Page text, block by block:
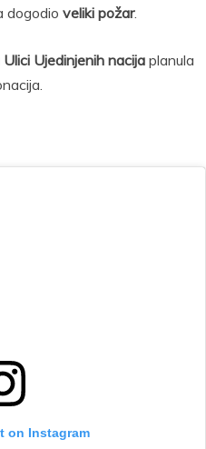
dogodio veliki požar.
Ulici Ujedinjenih nacija planula
on Instagram